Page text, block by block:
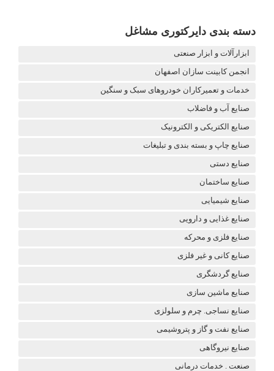
دسته بندی دایرکتوری مشاغل
ابزارآلات و ابزار صنعتی
انجمن کابینت سازان اصفهان
خدمات و تعمیرکاران خودروهای سبک و سنگین
صنایع آب و فاضلاب
صنایع الکتریکی و الکترونیک
صنایع چاپ و بسته بندی و تبلیغات
صنایع دستی
صنایع ساختمان
صنایع شیمیایی
صنایع غذایی و دارویی
صنایع فلزی و محرکه
صنایع کانی و غیر فلزی
صنایع گردشگری
صنایع ماشین سازی
صنایع نساجی. چرم و سلولزی
صنایع نفت و گاز و پتروشیمی
صنایع نیروگاهی
صنعت . خدمات درمانی